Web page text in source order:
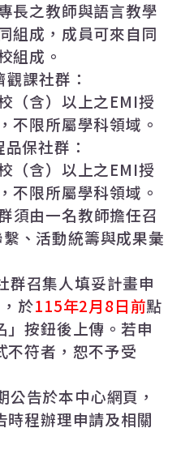
長之教師與語言教學
組成，成員可來自同
組成。
課社群：
（含）以上之EMI授
不限所屬學科領域。
保社群：
（含）以上之EMI授
不限所屬學科領域。
須由一名教師擔任召
、活動統籌與成果彙
群召集人填妥計畫申
於115年2月8日前點
」按鈕後上傳。若申
不符者，恕不予受
公告於本中心網頁，
時程辦理申請及相關